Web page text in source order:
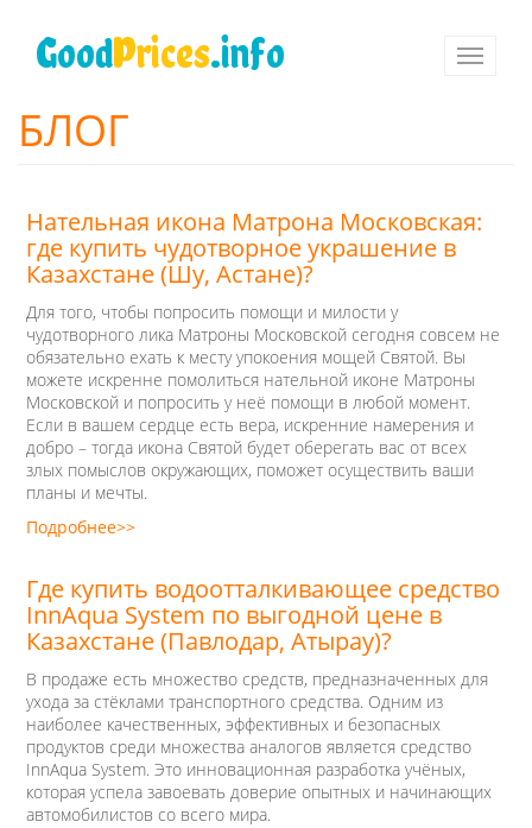
основному
GoodPrices.info
Toggle
БЛОГ
Нательная икона Матрона Московская:
где купить чудотворное украшение в
Казахстане (Шу, Астане)?
Для того, чтобы попросить помощи и милости у
чудотворного лика Матроны Московской сегодня совсем не
обязательно ехать к месту упокоения мощей Святой. Вы
можете искренне помолиться нательной иконе Матроны
Московской и попросить у неё помощи в любой момент.
Если в вашем сердце есть вера, искренние намерения и
добро – тогда икона Святой будет оберегать вас от всех
злых помыслов окружающих, поможет осуществить ваши
планы и мечты.
Подробнее>>
Где купить водоотталкивающее средство
InnAqua System по выгодной цене в
Казахстане (Павлодар, Атырау)?
В продаже есть множество средств, предназначенных для
ухода за стёклами транспортного средства. Одним из
наиболее качественных, эффективных и безопасных
продуктов среди множества аналогов является средство
InnAqua System. Это инновационная разработка учёных,
которая успела завоевать доверие опытных и начинающих
автомобилистов со всего мира.